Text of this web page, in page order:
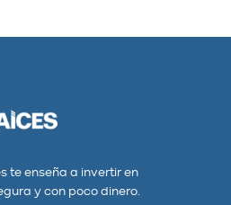
te enseña a invertir en
y con poco dinero.